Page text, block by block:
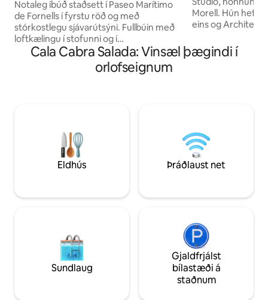
Notaleg íbúð staðsett í Paseo Marítimo
de Fornells í fyrstu röð og með
stórkostlegu sjávarútsýni. Fullbúin með
loftkælingu í stofunni og í
svefnherberginu ásamt ókeypis aðgangi
aðalsvefnherbergi með hjónarúmi, eitt
stólum þar sem þú munt njóta
stórkostlegs útsýnis yfir Fornells-flóa.
Staðsett við göngugötuna í 100 metra
fjarlægð frá miðbænum. Engin viðskipta-
Þægindi: Þvottavél, Uppþvottavél, Ketill,
Nettenging, Loftkæling, Baðker, King
size rúm, Straujárn, Straubretti,
Sjávarútsýni, Miðborg, Veiði, Golf, Sigling,
Snorkl, Tennis, Þráðlaust net, Reykingar
Morell. Hún
eins og
hágæðaefnum og
birtu og
Cala Cabra Salada: Vinsæl þægindi í
orlofseignum
Eldhús Þráðlaust net
Sundlaug
Gjaldfrjálst
bílastæði á
staðnum